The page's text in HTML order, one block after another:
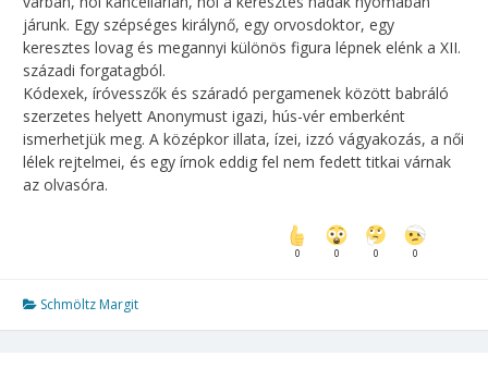
járunk. Egy szépséges királynő, egy orvosdoktor, egy
keresztes lovag és megannyi különös figura lépnek elénk a XII.
századi forgatagból.
Kódexek, íróvesszők és száradó pergamenek között babráló
szerzetes helyett Anonymust igazi, hús-vér emberként
ismerhetjük meg. A középkor illata, ízei, izzó vágyakozás, a női
lélek rejtelmei, és egy írnok eddig fel nem fedett titkai várnak
az olvasóra.
0 0 0 0
Schmöltz Margit